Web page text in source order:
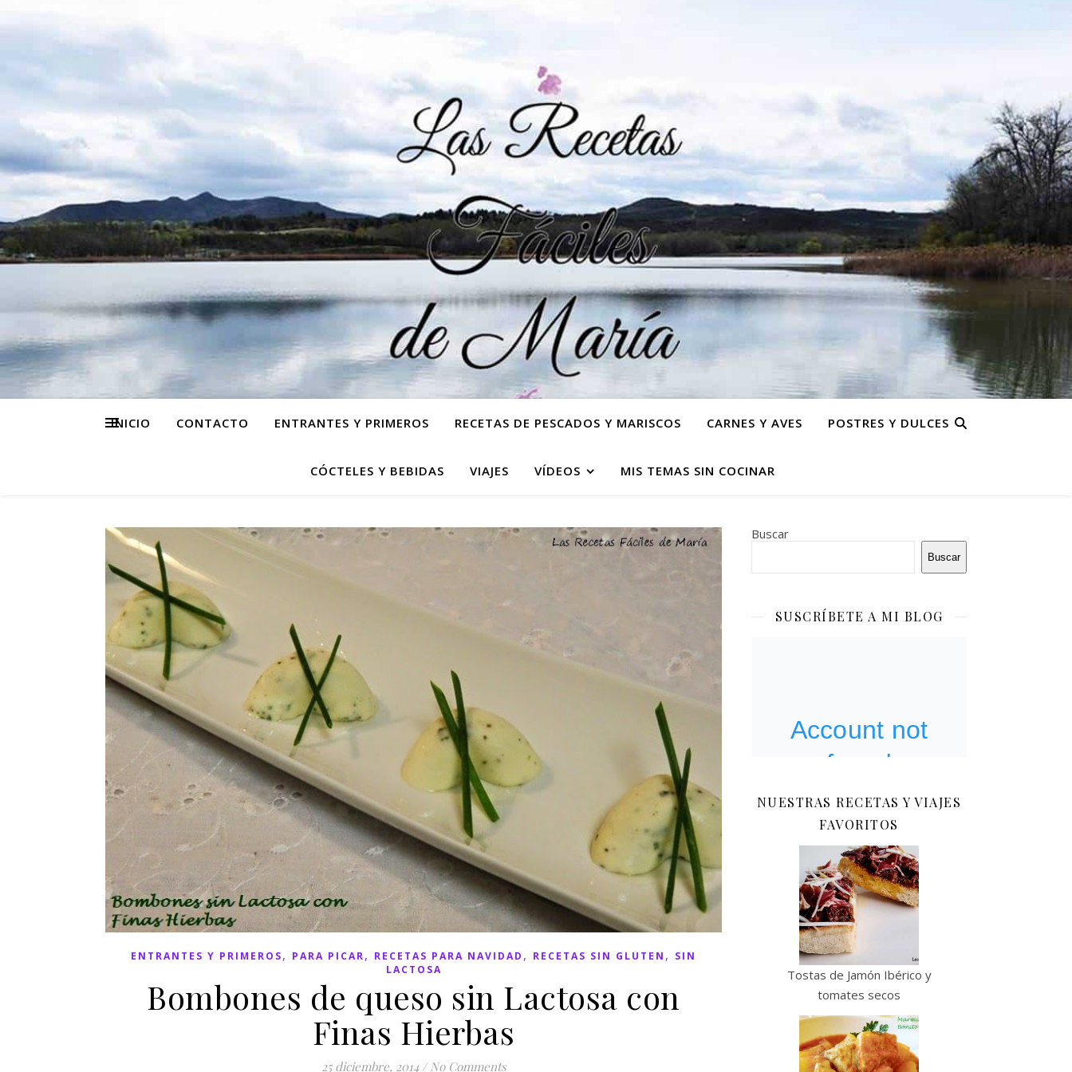
INICIO CONTACTO ENTRANTES Y PRIMEROS RECETAS DE PESCADOS Y MARISCOS CARNES Y AVES POSTRES Y DULCES
CÓCTELES Y BEBIDAS VIAJES VÍDEOS MIS TEMAS SIN COCINAR
ENTRANTES Y PRIMEROS, PARA PICAR, RECETAS PARA NAVIDAD , RECETAS SIN GLUTEN , SIN
LACTOSA
Bombones de queso sin Lactosa con
Finas Hierbas
25 diciembre, 2014 / No Comments
Buscar
Buscar
SUSCRÍBETE A MI BLOG
NUESTRAS RECETAS Y VIAJES
FAVORITOS
Tostas de Jamón Ibérico y
tomates secos